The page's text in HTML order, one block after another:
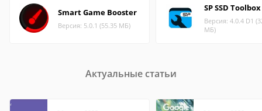
Smart Game Booster
Версия: 5.0.1 (55.35 МБ)
SP SSD Toolbox
Версия: 4.0.4 D1
МБ)
Актуальные статьи